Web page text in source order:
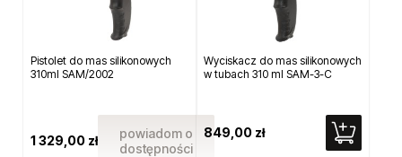
Pistolet do mas silikonowych
310ml SAM/2002
1 329,00 zł
powiadom o
dostępności
Wyciskacz do mas silikonowych
w tubach 310 ml SAM-3-C
849,00 zł